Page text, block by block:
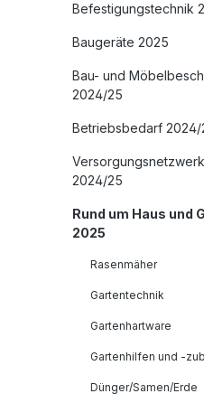
Befestigungstechnik
Baugeräte 2025
Bau- und
2024/25
Betriebsbedarf 2024/
2024/25
Rund um Haus und
2025
Rasenmäher
Gartentechnik
Gartenhartware
Gartenhilfen und -
Dünger/Samen/Erde